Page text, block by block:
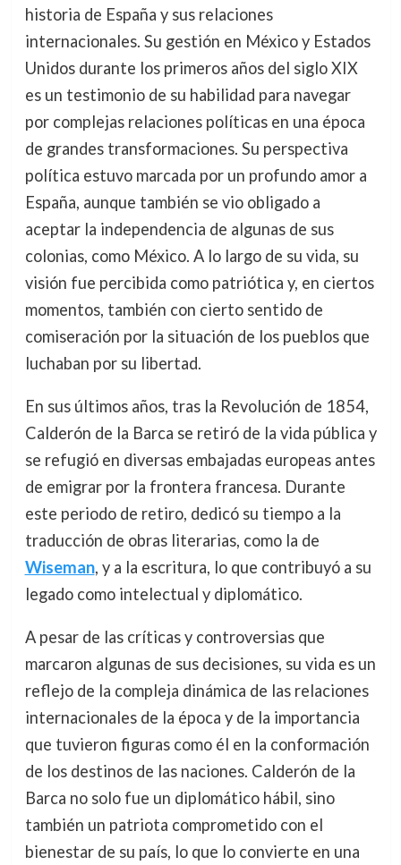
historia de España y sus relaciones
internacionales. Su gestión en México y Estados
Unidos durante los primeros años del siglo XIX
es un testimonio de su habilidad para navegar
por complejas relaciones políticas en una época
de grandes transformaciones. Su perspectiva
política estuvo marcada por un profundo amor a
España, aunque también se vio obligado a
aceptar la independencia de algunas de sus
colonias, como México. A lo largo de su vida, su
visión fue percibida como patriótica y, en ciertos
momentos, también con cierto sentido de
comiseración por la situación de los pueblos que
luchaban por su libertad.
En sus últimos años, tras la Revolución de 1854,
Calderón de la Barca se retiró de la vida pública y
se refugió en diversas embajadas europeas antes
de emigrar por la frontera francesa. Durante
este periodo de retiro, dedicó su tiempo a la
traducción de obras literarias, como la de
Wiseman, y a la escritura, lo que contribuyó a su
legado como intelectual y diplomático.
A pesar de las críticas y controversias que
marcaron algunas de sus decisiones, su vida es un
reflejo de la compleja dinámica de las relaciones
internacionales de la época y de la importancia
que tuvieron figuras como él en la conformación
de los destinos de las naciones. Calderón de la
Barca no solo fue un diplomático hábil, sino
también un patriota comprometido con el
bienestar de su país, lo que lo convierte en una